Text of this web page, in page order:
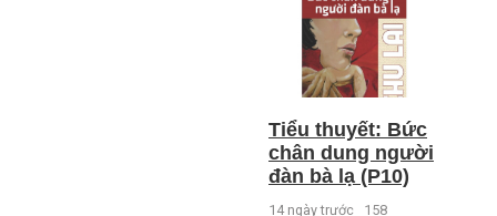
Tiểu thuyết: Bức
chân dung người
đàn bà lạ (P10)
14 ngày trước 158